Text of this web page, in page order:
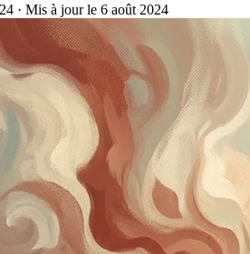
· Mis à jour le 6 août 2024